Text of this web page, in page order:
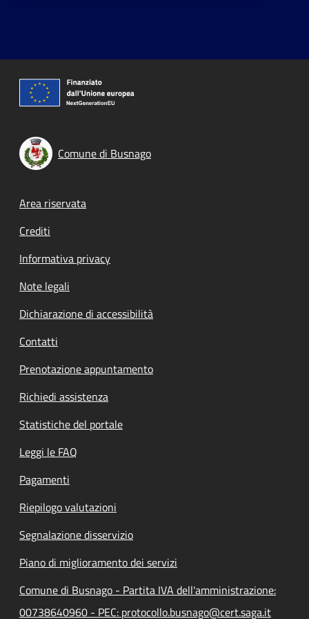
Comune di Busnago
Footer menu
Area riservata
Crediti
Informativa privacy
Note legali
Dichiarazione di accessibilità
Contatti
Prenotazione appuntamento
Richiedi assistenza
Statistiche del portale
Leggi le FAQ
Pagamenti
Riepilogo valutazioni
Segnalazione disservizio
Piano di miglioramento dei servizi
Comune di Busnago - Partita IVA dell'amministrazione:
00738640960 - PEC: protocollo.busnago@cert.saga.it